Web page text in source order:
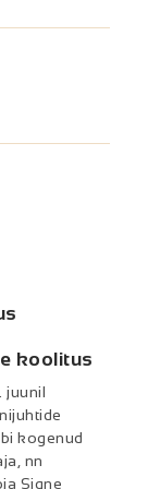
koolitus
juunil
kogenud
nn
Signe